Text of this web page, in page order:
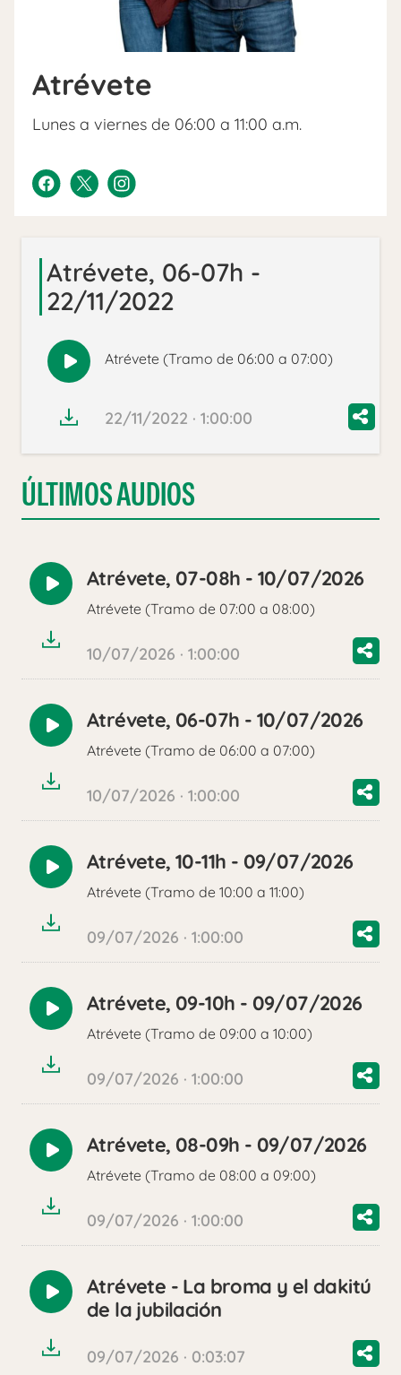
Atrévete
Lunes a viernes de 06:00 a 11:00 a.m.
Atrévete, 06-07h -
22/11/2022
Reproducir
audio
Atrévete (Tramo de 06:00 a 07:00)
22/11/2022 · 1:00:00
ÚLTIMOS AUDIOS
Reproducir
audio
Atrévete, 07-08h - 10/07/2026
Atrévete (Tramo de 07:00 a 08:00)
10/07/2026 · 1:00:00
Reproducir
audio
Atrévete, 06-07h - 10/07/2026
Atrévete (Tramo de 06:00 a 07:00)
10/07/2026 · 1:00:00
Reproducir
audio
Atrévete, 10-11h - 09/07/2026
Atrévete (Tramo de 10:00 a 11:00)
09/07/2026 · 1:00:00
Reproducir
audio
Atrévete, 09-10h - 09/07/2026
Atrévete (Tramo de 09:00 a 10:00)
09/07/2026 · 1:00:00
Reproducir
audio
Atrévete, 08-09h - 09/07/2026
Atrévete (Tramo de 08:00 a 09:00)
09/07/2026 · 1:00:00
Reproducir
audio
Atrévete - La broma y el dakitú
de la jubilación
09/07/2026 · 0:03:07